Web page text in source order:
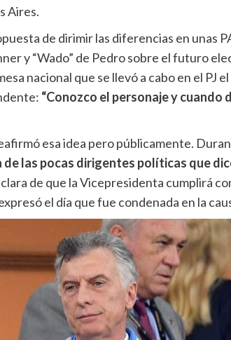
Aires.
de dirimir las diferencias en unas
y “Wado” de Pedro sobre el futuro
nacional que se llevó a cabo en el PJ
“Conozco el personaje y cuando
esa idea pero públicamente.
de las pocas dirigentes políticas que
clara de que la Vicepresidenta cumplirá
el día que fue condenada en la